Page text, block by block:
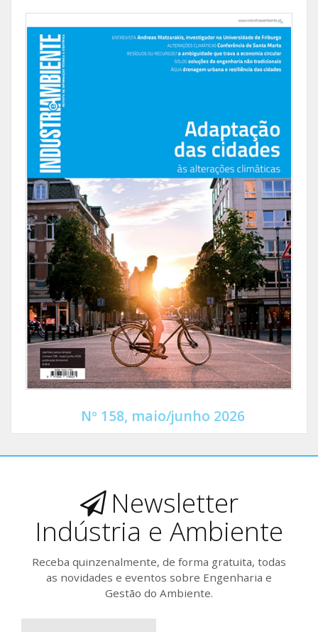
Nº 158, maio/junho 2026
Newsletter
Indústria e Ambiente
Receba quinzenalmente, de forma gratuita, todas
as novidades e eventos sobre Engenharia e
Gestão do Ambiente.